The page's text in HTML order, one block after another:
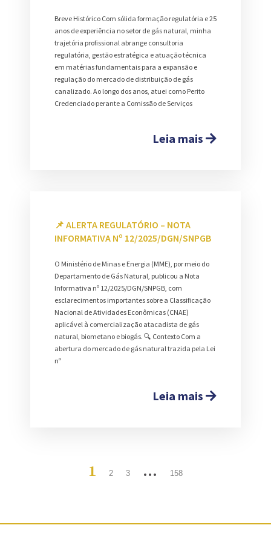
Breve Histórico Com sólida formação regulatória e 25
anos de experiência no setor de gás natural, minha
trajetória profissional abrange consultoria
regulatória, gestão estratégica e atuação técnica
em matérias fundamentais para a expansão e
regulação do mercado de distribuição de gás
canalizado. Ao longo dos anos, atuei como Perito
Credenciado perante a Comissão de Serviços
Leia mais
📌 ALERTA REGULATÓRIO – NOTA
INFORMATIVA Nº 12/2025/DGN/SNPGB
O Ministério de Minas e Energia (MME), por meio do
Departamento de Gás Natural, publicou a Nota
Informativa nº 12/2025/DGN/SNPGB, com
esclarecimentos importantes sobre a Classificação
Nacional de Atividades Econômicas (CNAE)
aplicável à comercialização atacadista de gás
natural, biometano e biogás. 🔍 Contexto Com a
abertura do mercado de gás natural trazida pela Lei
nº
Leia mais
1 2 3 … 158